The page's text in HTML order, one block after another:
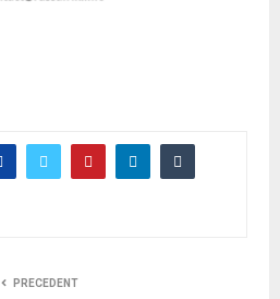
PRECEDENT